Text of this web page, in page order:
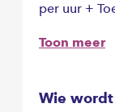
per uur +
Toon meer
Wie